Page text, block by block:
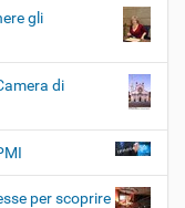
gli
di
per scoprire